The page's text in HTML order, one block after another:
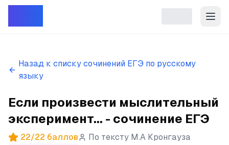
Назад к списку сочинений ЕГЭ по русскому
языку
Если произвести мыслительный
эксперимент... - сочинение ЕГЭ
22/22 баллов По тексту М.А Кронгауза